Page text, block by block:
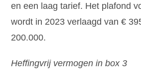
en een laag tarief. Het plafond
wordt in 2023 verlaagd van €
200.000.
Heffingvrij vermogen in box 3